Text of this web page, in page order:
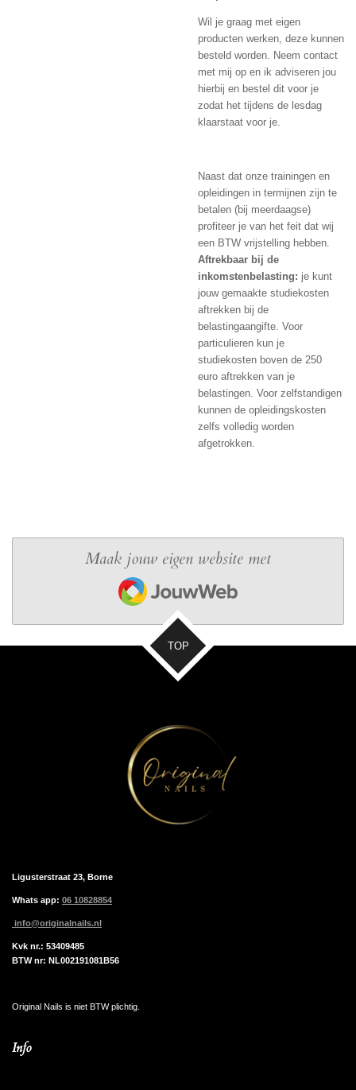
Wil je graag met eigen
producten werken, deze kunnen
besteld worden. Neem contact
met mij op en ik adviseren jou
hierbij en bestel dit voor je
zodat het tijdens de lesdag
klaarstaat voor je.
Naast dat onze trainingen en
opleidingen in termijnen zijn te
betalen (bij meerdaagse)
profiteer je van het feit dat wij
een BTW vrijstelling hebben.
Aftrekbaar bij de
inkomstenbelasting: je kunt
jouw gemaakte studiekosten
aftrekken bij de
belastingaangifte. Voor
particulieren kun je
studiekosten boven de 250
euro aftrekken van je
belastingen. Voor zelfstandigen
kunnen de opleidingskosten
zelfs volledig worden
afgetrokken.
Maak jouw eigen website met
JouwWeb
TOP
Ligusterstraat 23, Borne
Whats app: 06 10828854
info@originalnails.nl
Kvk nr.: 53409485
BTW nr: NL002191081B56
Original Nails is niet BTW plichtig.
Info